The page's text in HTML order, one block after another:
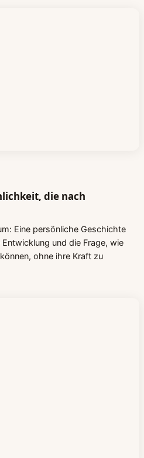
die nach
Eine persönliche Geschichte
und die Frage, wie
ohne ihre Kraft zu